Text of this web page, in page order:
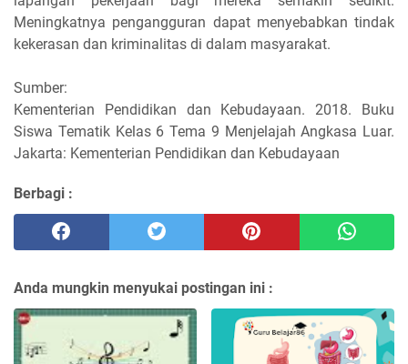
Meningkatnya pengangguran dapat menyebabkan tindak
kekerasan dan kriminalitas di dalam masyarakat.
Sumber:
Kementerian Pendidikan dan Kebudayaan. 2018. Buku
Siswa Tematik Kelas 6 Tema 9 Menjelajah Angkasa Luar.
Jakarta: Kementerian Pendidikan dan Kebudayaan
Berbagi :
Anda mungkin menyukai postingan ini :